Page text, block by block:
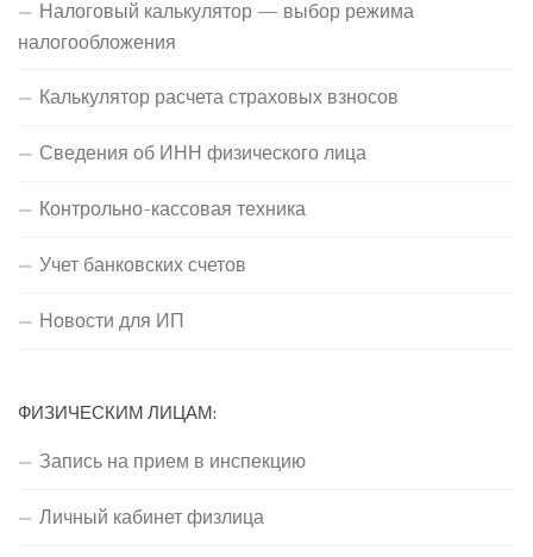
Налоговый калькулятор — выбор режима
налогообложения
Калькулятор расчета страховых взносов
Сведения об ИНН физического лица
Контрольно-кассовая техника
Учет банковских счетов
Новости для ИП
ФИЗИЧЕСКИМ ЛИЦАМ:
Запись на прием в инспекцию
Личный кабинет физлица